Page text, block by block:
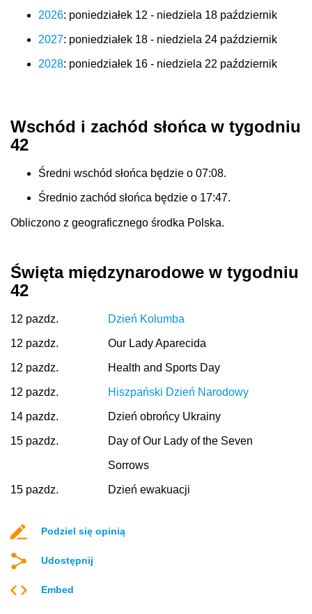
2026: poniedziałek 12 - niedziela 18 październik
2027: poniedziałek 18 - niedziela 24 październik
2028: poniedziałek 16 - niedziela 22 październik
Wschód i zachód słońca w tygodniu
42
Średni wschód słońca będzie o 07:08.
Średnio zachód słońca będzie o 17:47.
Obliczono z geograficznego środka Polska.
Święta międzynarodowe w tygodniu
42
12 pazdz. Dzień Kolumba
12 pazdz. Our Lady Aparecida
12 pazdz. Health and Sports Day
12 pazdz. Hiszpański Dzień Narodowy
14 pazdz. Dzień obrońcy Ukrainy
15 pazdz. Day of Our Lady of the Seven
Sorrows
15 pazdz. Dzień ewakuacji
Podziel się opinią
Udostępnij
Embed